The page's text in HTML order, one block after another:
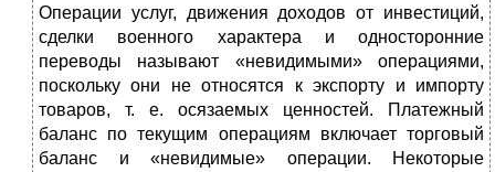
Операции услуг, движения доходов от инвестиций,
сделки военного характера и односторонние
переводы называют «невидимыми» операциями,
поскольку они не относятся к экспорту и импорту
товаров, т. е. осязаемых ценностей. Платежный
баланс по текущим операциям включает торговый
баланс и «невидимые» операции. Некоторые